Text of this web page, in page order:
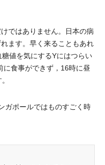
ではありません。日本の病
ます。早く来ることもあれ
値を気にするYにはつらい
に食事ができず，16時に昼
ガポールではものすごく時